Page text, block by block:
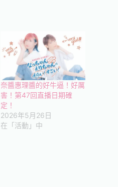
奈醬惠理醬的好牛逼！好厲
害！第47回直播日期確
定！
2026年5月26日
在「活動」中